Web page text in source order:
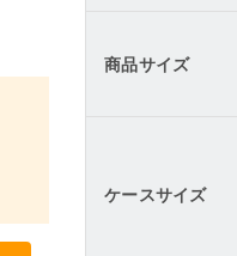
商品サイズ
ケースサイズ